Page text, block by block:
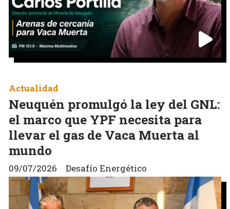
Neuquén promulgó la ley del GNL:
el marco que YPF necesita para
llevar el gas de Vaca Muerta al
mundo
Desafío Energético
Actualidad
09/07/2026